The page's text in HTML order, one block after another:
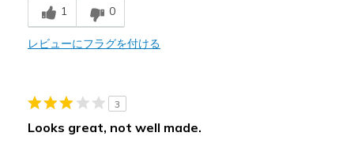
Comfortable
Stylish
Casual Wear
Width
Feels true to width
1 0
レビューにフラグを付ける
3
Looks great, not well made.